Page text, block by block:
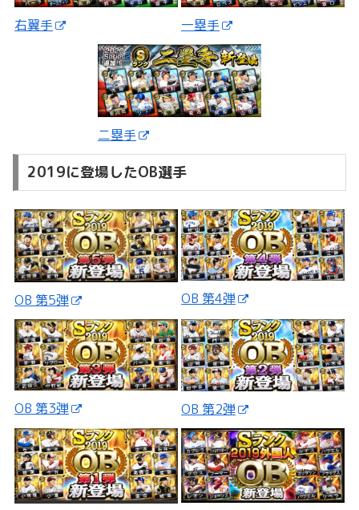
右翼手 一塁手
二塁手
2019に登場したOB選手
OB 第5弾 OB 第4弾
OB 第3弾 OB 第2弾